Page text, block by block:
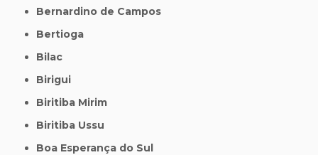
Bernardino de Campos
Bertioga
Bilac
Birigui
Biritiba Mirim
Biritiba Ussu
Boa Esperança do Sul